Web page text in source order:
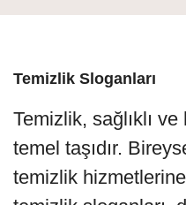
Temizlik Sloganları
Temizlik, sağlıklı
temel taşıdır.
temizlik